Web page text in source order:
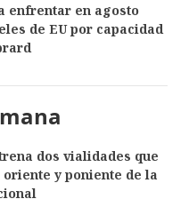
enfrentar en agosto
de EU por capacidad
dos vialidades que
y poniente de la